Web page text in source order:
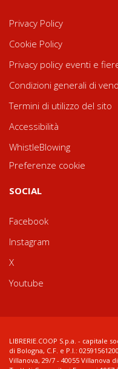
Privacy Policy
Cookie Policy
Privacy policy eventi e
Condizioni generali di
Termini di utilizzo del sito
Accessibilità
WhistleBlowing
Preferenze cookie
SOCIAL
Facebook
Instagram
X
Youtube
LIBRERIE.COOP S.p.a. - capitale
di Bologna, C.F. e P.I.:
Villanova, 29/7 - 40055 Villanova di